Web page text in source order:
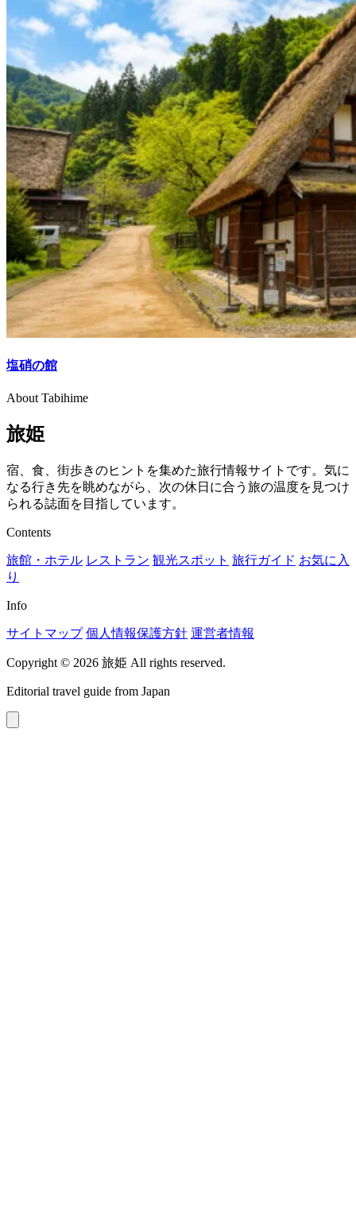
塩硝の館
About Tabihime
旅姫
宿、食、街歩きのヒントを集めた旅行情報サイトです。気に
なる行き先を眺めながら、次の休日に合う旅の温度を見つけ
られる誌面を目指しています。
Contents
旅館・ホテル レストラン 観光スポット 旅行ガイド お気に入
り
Info
サイトマップ 個人情報保護方針 運営者情報
Copyright © 2026 旅姫 All rights reserved.
Editorial travel guide from Japan